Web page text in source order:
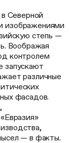
Северной
изображениями
степь —
Воображая
контролем
запускают
различные
фасадов.
— в факты.